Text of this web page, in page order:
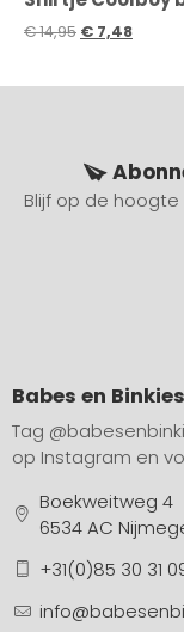
€14,95 € 7,48
Blijf op de
Babes en Binkies
Tag
op Instagram en
Boekweitweg 4
6534 AC
+31(0)85 30 31